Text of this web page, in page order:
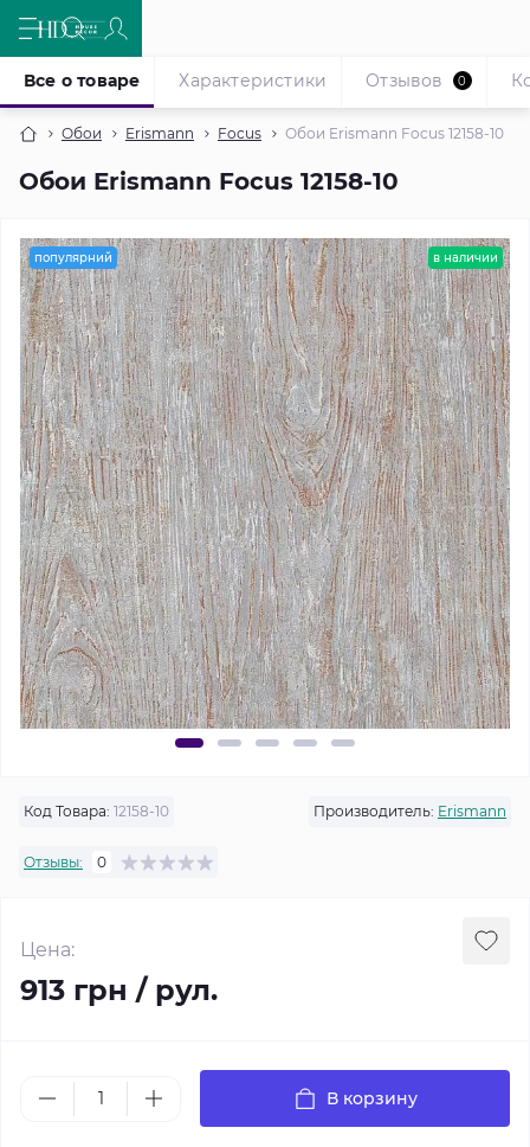
Обои Erismann Focus Обои Erismann Focus 12158-10
Обои Erismann Focus 12158-10
Все о товаре Характеристики Отзывов 0
популярний в наличии
Код Товара: 12158-10 Производитель: Erismann
Отзывы: 0
Цена:
913 грн / рул.
В корзину